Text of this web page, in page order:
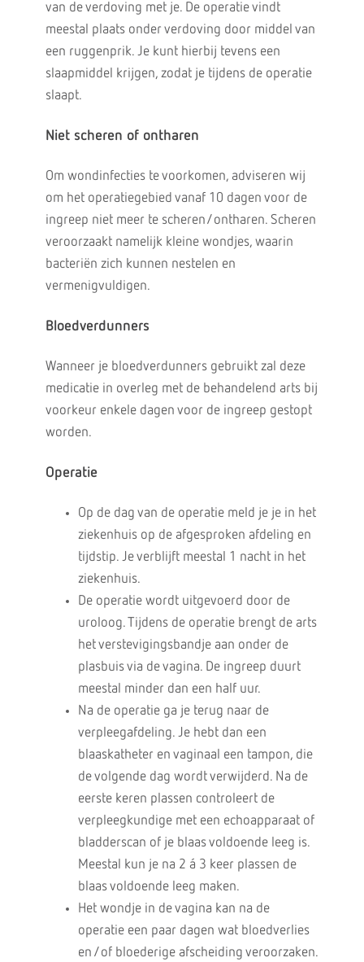
van de verdoving met je. De operatie vindt
meestal plaats onder verdoving door middel van
een ruggenprik. Je kunt hierbij tevens een
slaapmiddel krijgen, zodat je tijdens de operatie
slaapt.
Niet scheren of ontharen
Om wondinfecties te voorkomen, adviseren wij
om het operatiegebied vanaf 10 dagen voor de
ingreep niet meer te scheren/ontharen. Scheren
veroorzaakt namelijk kleine wondjes, waarin
bacteriën zich kunnen nestelen en
vermenigvuldigen.
Bloedverdunners
Wanneer je bloedverdunners gebruikt zal deze
medicatie in overleg met de behandelend arts bij
voorkeur enkele dagen voor de ingreep gestopt
worden.
Operatie
Op de dag van de operatie meld je je in het
ziekenhuis op de afgesproken afdeling en
tijdstip. Je verblijft meestal 1 nacht in het
ziekenhuis.
De operatie wordt uitgevoerd door de
uroloog. Tijdens de operatie brengt de arts
het verstevigingsbandje aan onder de
plasbuis via de vagina. De ingreep duurt
meestal minder dan een half uur.
Na de operatie ga je terug naar de
verpleegafdeling. Je hebt dan een
blaaskatheter en vaginaal een tampon, die
de volgende dag wordt verwijderd. Na de
eerste keren plassen controleert de
verpleegkundige met een echoapparaat of
bladderscan of je blaas voldoende leeg is.
Meestal kun je na 2 á 3 keer plassen de
blaas voldoende leeg maken.
Het wondje in de vagina kan na de
operatie een paar dagen wat bloedverlies
en /of bloederige afscheiding veroorzaken.